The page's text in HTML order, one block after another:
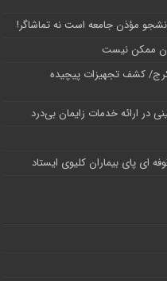
مؤذن جامعه است نه تماشاگر!
ممکن نیست
کشف تجهیزات پیچیده
ای پای بیماران کلیوی ایستاد